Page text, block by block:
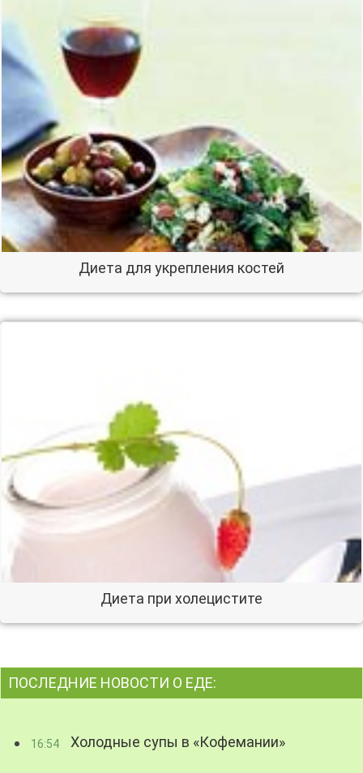
Диета для укрепления костей
Диета при холецистите
ПОСЛЕДНИЕ НОВОСТИ О ЕДЕ:
16:54 Холодные супы в «Кофемании»